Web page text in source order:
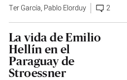
Ter García, Pablo Elorduy 2
La vida de Emilio
Hellín en el
Paraguay de
Stroessner